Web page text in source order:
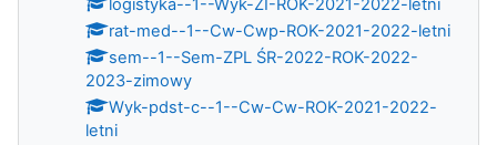
logistyka--1--Wyk-ZI-ROK-2021-2022-letni
rat-med--1--Cw-Cwp-ROK-2021-2022-letni
sem--1--Sem-ZPL ŚR-2022-ROK-2022-
2023-zimowy
Wyk-pdst-c--1--Cw-Cw-ROK-2021-2022-
letni